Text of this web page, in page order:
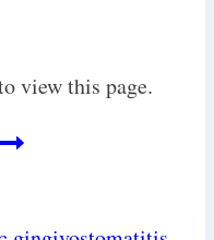
view this page.